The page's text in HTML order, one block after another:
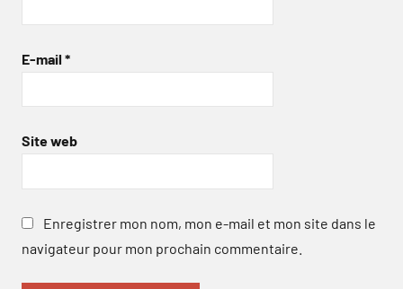
E-mail *
Site web
Enregistrer mon nom, mon e-mail et mon site dans le
navigateur pour mon prochain commentaire.